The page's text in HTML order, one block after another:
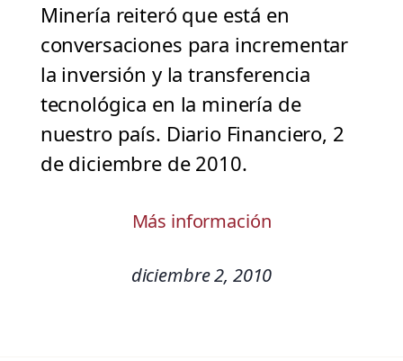
Minería reiteró que está en
conversaciones para incrementar
la inversión y la transferencia
tecnológica en la minería de
nuestro país. Diario Financiero, 2
de diciembre de 2010.
Más información
diciembre 2, 2010